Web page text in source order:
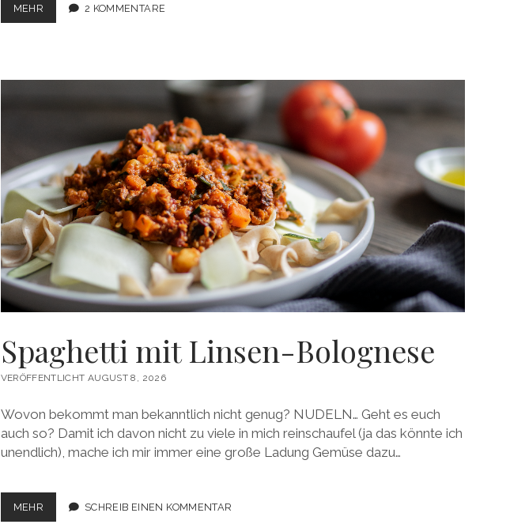
MEHR RHABARBER-
BLAUBEER-
ZUCKERFREI
2 KOMMENTARE
Spaghetti mit Linsen-Bolognese
VERÖFFENTLICHT AUGUST 8, 2026
Wovon bekommt man bekanntlich nicht genug? NUDELN… Geht es euch
auch so? Damit ich davon nicht zu viele in mich reinschaufel (ja das könnte ich
unendlich), mache ich mir immer eine große Ladung Gemüse dazu…
MEHR SPAGHETTI
MIT
SCHREIB EINEN KOMMENTAR